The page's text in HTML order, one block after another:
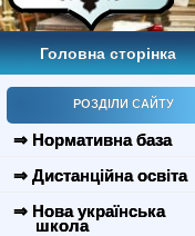
Головна сторінка
РОЗДІЛИ САЙТУ
⇒ Нормативна база
⇒ Дистанційна освіта
⇒ Нова українська
школа